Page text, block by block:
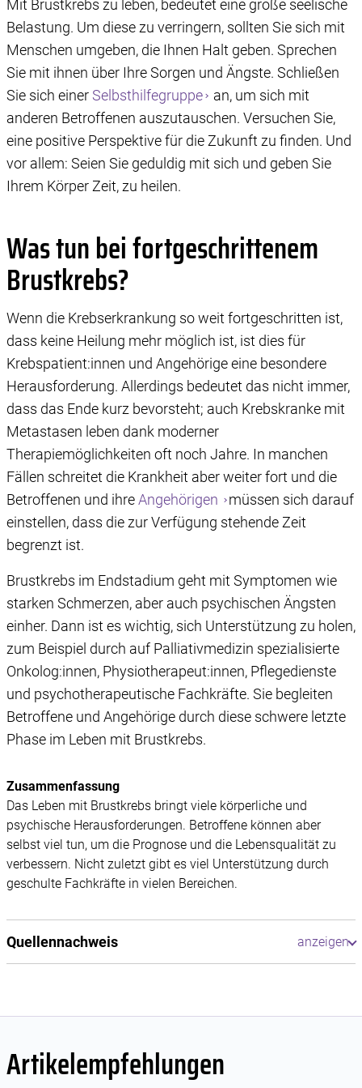
Mit Brustkrebs zu leben, bedeutet eine große seelische
Belastung. Um diese zu verringern, sollten Sie sich mit
Menschen umgeben, die Ihnen Halt geben. Sprechen
Sie mit ihnen über Ihre Sorgen und Ängste. Schließen
Sie sich einerSelbsthilfegruppe
an, um sich mit
anderen Betroffenen auszutauschen. Versuchen Sie,
eine positive Perspektive für die Zukunft zu finden. Und
vor allem: Seien Sie geduldig mit sich und geben Sie
Ihrem Körper Zeit, zu heilen.
Was tun bei fortgeschrittenem
Brustkrebs?
Wenn die Krebserkrankung so weit fortgeschritten ist,
dass keine Heilung mehr möglich ist, ist dies für
Krebspatient:innen und Angehörige eine besondere
Herausforderung. Allerdings bedeutet das nicht immer,
dass das Ende kurz bevorsteht; auch Krebskranke mit
Metastasen leben dank moderner
Therapiemöglichkeiten oft noch Jahre. In manchen
Fällen schreitet die Krankheit aber weiter fort und die
Betroffenen und ihreAngehörigen
müssen sich darauf
einstellen, dass die zur Verfügung stehende Zeit
begrenzt ist.
Brustkrebs im Endstadium geht mit Symptomen wie
starken Schmerzen, aber auch psychischen Ängsten
einher. Dann ist es wichtig, sich Unterstützung zu holen,
zum Beispiel durch auf Palliativmedizin spezialisierte
Onkolog:innen, Physiotherapeut:innen, Pflegedienste
und psychotherapeutische Fachkräfte. Sie begleiten
Betroffene und Angehörige durch diese schwere letzte
Phase im Leben mit Brustkrebs.
Zusammenfassung
Das Leben mit Brustkrebs bringt viele körperliche und
psychische Herausforderungen. Betroffene können aber
selbst viel tun, um die Prognose und die Lebensqualität zu
verbessern. Nicht zuletzt gibt es viel Unterstützung durch
geschulte Fachkräfte in vielen Bereichen.
Quellennachweis
Artikelempfehlungen